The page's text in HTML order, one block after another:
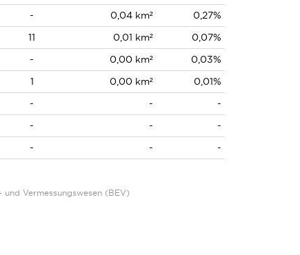
- 0,04 km²
0,27%
11 0,01 km²
0,07%
- 0,00 km²
0,03%
1 0,00 km²
0,01%
- -
-
- -
-
- - -
Vermessungswesen (BEV)